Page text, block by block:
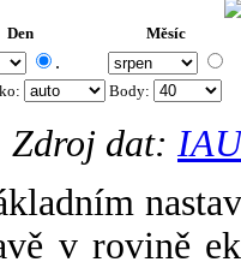
Den Měsíc
.
Body:
Zdroj dat:
v rovině